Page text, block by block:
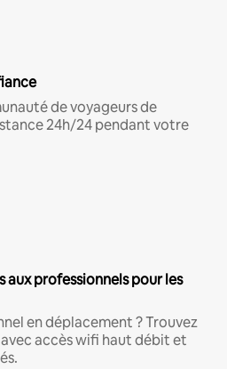
de voyageurs de
24h/24 pendant votre
aux professionnels pour les
en déplacement ? Trouvez
accès wifi haut débit et